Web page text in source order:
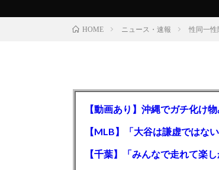
HOME ニュース・速報 性同一
【動画あり】沖縄でガチ化け